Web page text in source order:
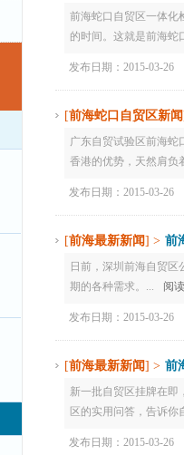
前海蛇口自贸区一体化
的时间。这就是前海蛇
发布日期：2015-03-26
[前海蛇口自贸区新闻
广东自贸试验区前海蛇
香港的优势，天然肩负
发布日期：2015-03-26
[前海最新新闻] > 前
日前，深圳前海自贸区
期的各种需求。...
阅
发布日期：2015-03-26
[前海最新新闻] > 前
新一批自贸区挂牌在即
区的实用问答，告诉你
发布日期：2015-03-26